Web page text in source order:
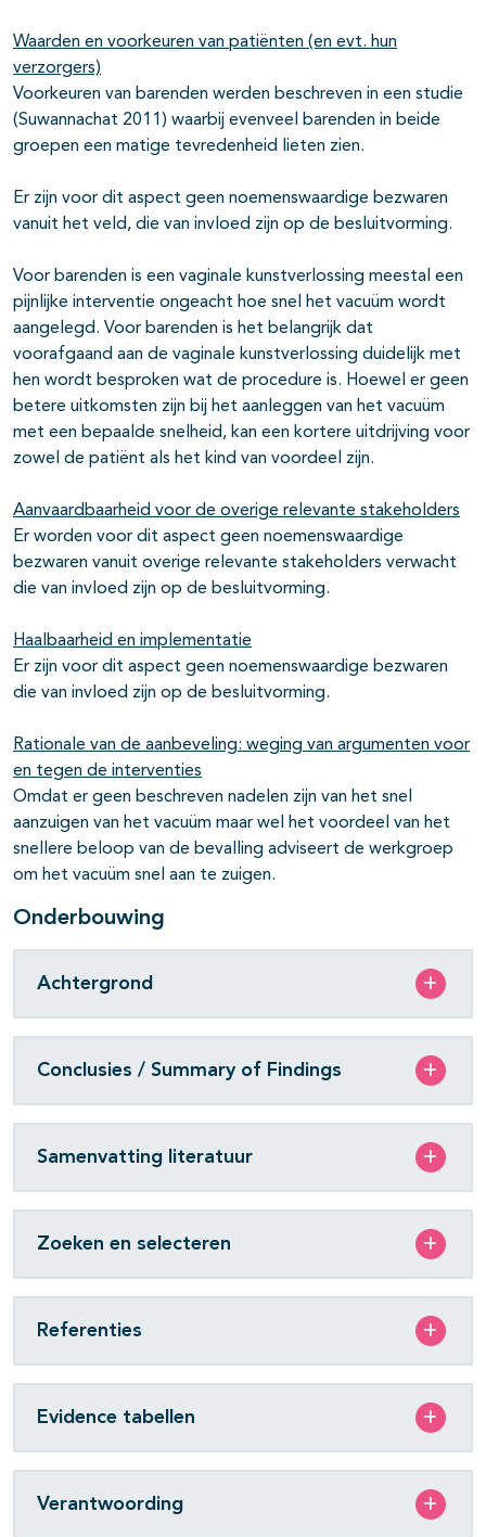
Waarden en voorkeuren van patiënten (en evt. hun
verzorgers)
Voorkeuren van barenden werden beschreven in een studie
(Suwannachat 2011) waarbij evenveel barenden in beide
groepen een matige tevredenheid lieten zien.
Er zijn voor dit aspect geen noemenswaardige bezwaren
vanuit het veld, die van invloed zijn op de besluitvorming.
Voor barenden is een vaginale kunstverlossing meestal een
pijnlijke interventie ongeacht hoe snel het vacuüm wordt
aangelegd. Voor barenden is het belangrijk dat
voorafgaand aan de vaginale kunstverlossing duidelijk met
hen wordt besproken wat de procedure is. Hoewel er geen
betere uitkomsten zijn bij het aanleggen van het vacuüm
met een bepaalde snelheid, kan een kortere uitdrijving voor
zowel de patiënt als het kind van voordeel zijn.
Aanvaardbaarheid voor de overige relevante stakeholders
Er worden voor dit aspect geen noemenswaardige
bezwaren vanuit overige relevante stakeholders verwacht
die van invloed zijn op de besluitvorming.
Haalbaarheid en implementatie
Er zijn voor dit aspect geen noemenswaardige bezwaren
die van invloed zijn op de besluitvorming.
Rationale van de aanbeveling: weging van argumenten voor
en tegen de interventies
Omdat er geen beschreven nadelen zijn van het snel
aanzuigen van het vacuüm maar wel het voordeel van het
snellere beloop van de bevalling adviseert de werkgroep
om het vacuüm snel aan te zuigen.
Onderbouwing
Achtergrond
Conclusies / Summary of Findings
Samenvatting literatuur
Zoeken en selecteren
Referenties
Evidence tabellen
Verantwoording